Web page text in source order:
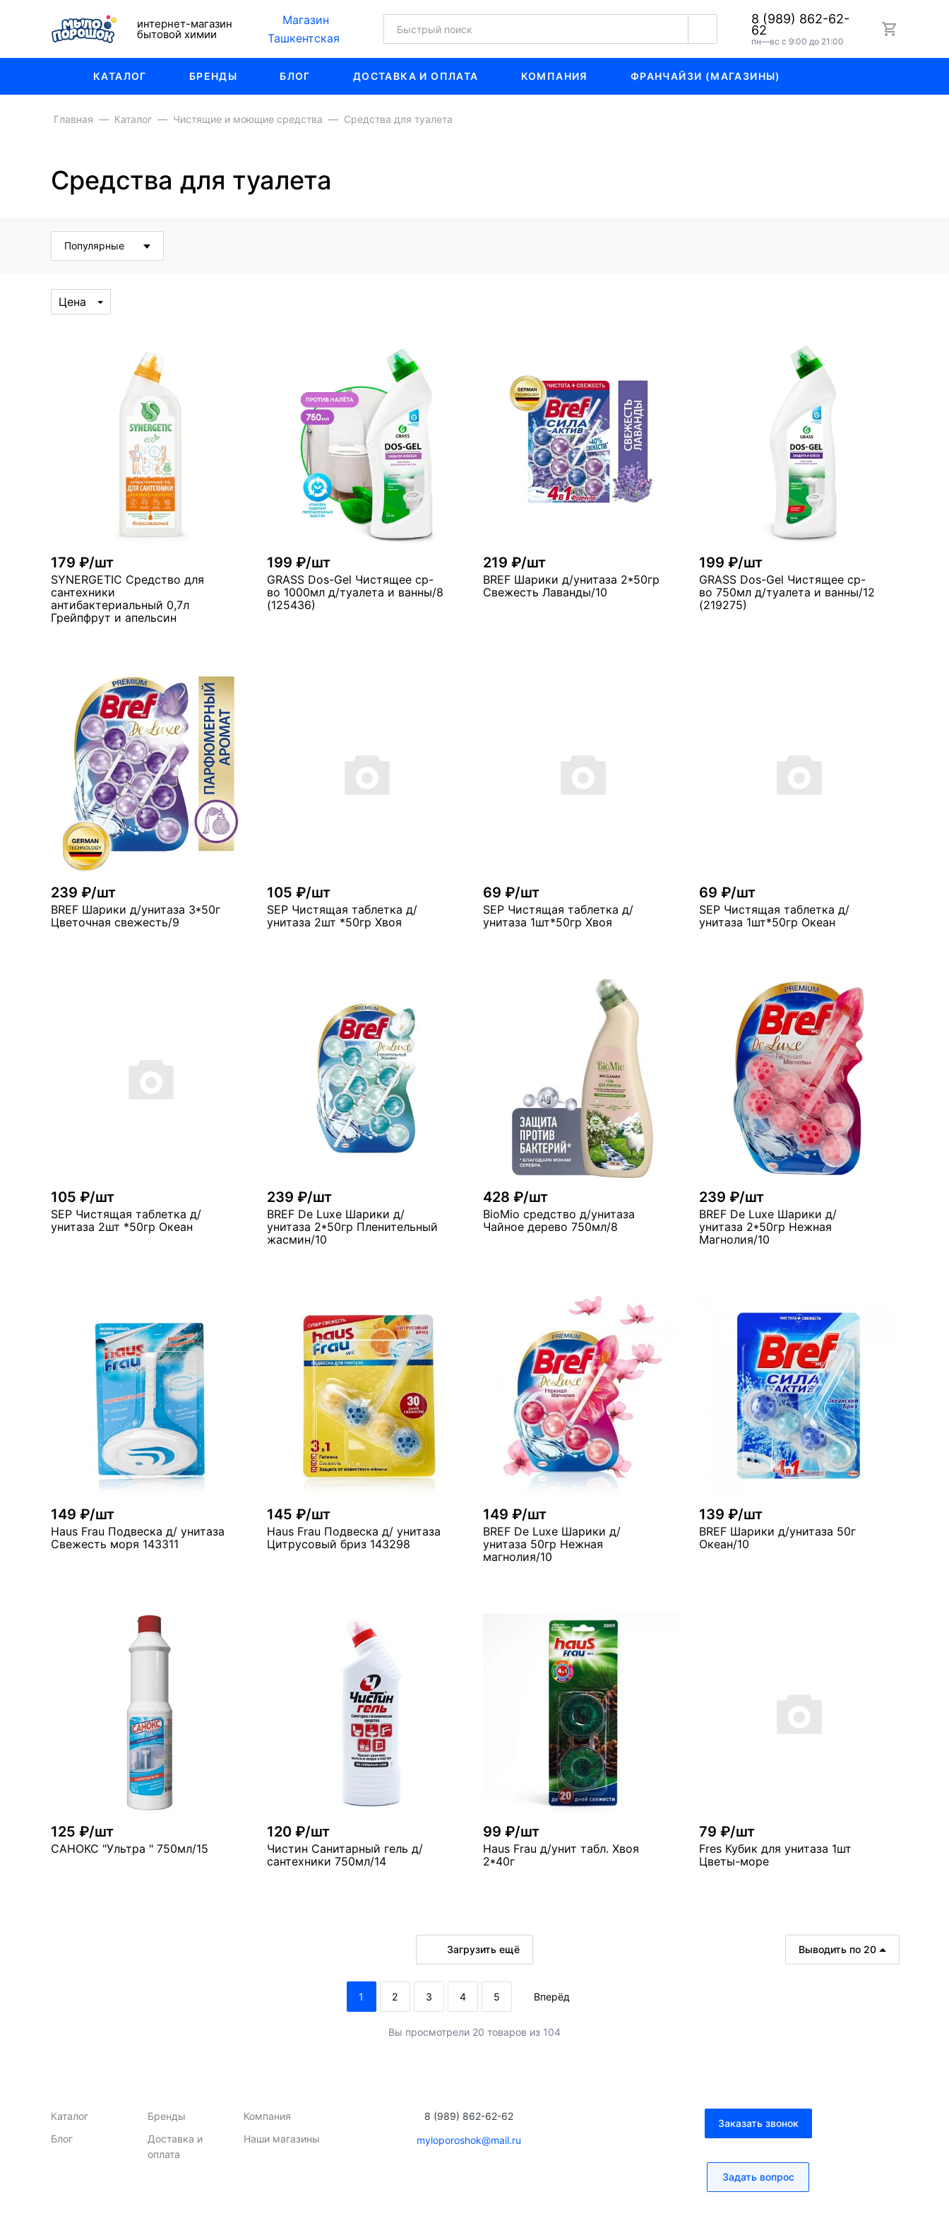
интернет-магазин
бытовой химии
Магазин
Ташкентская
8 (989) 862-62-
62
пн—вс с 9:00 до 21:00
КАТАЛОГ БРЕНДЫ БЛОГ ДОСТАВКА И ОПЛАТА КОМПАНИЯ ФРАНЧАЙЗИ (МАГАЗИНЫ)
Главная Каталог Чистящие и моющие средства Средства для туалета
Средства для туалета
Популярные
Цена
179 ₽/шт
SYNERGETIC Средство для
сантехники
антибактериальный 0,7л
Грейпфрут и апельсин
В корзину
мало
199 ₽/шт
GRASS Dos-Gel Чистящее ср-
во 1000мл д/туалета и ванны/8
(125436)
219 ₽/шт
BREF Шарики д/унитаза 2*50гр
Свежесть Лаванды/10
199 ₽/шт
GRASS Dos-Gel Чистящее ср-
во 750мл д/туалета и ванны/12
(219275)
239 ₽/шт
BREF Шарики д/унитаза 3*50г
Цветочная свежесть/9
105 ₽/шт
SEP Чистящая таблетка д/
унитаза 2шт *50гр Хвоя
В корзину
мало
69 ₽/шт
SEP Чистящая таблетка д/
унитаза 1шт*50гр Хвоя
В корзину
69 ₽/шт
SEP Чистящая таблетка д/
унитаза 1шт*50гр Океан
В корзину
много
105 ₽/шт
SEP Чистящая таблетка д/
унитаза 2шт *50гр Океан
В корзину
много
239 ₽/шт
BREF De Luxe Шарики д/
унитаза 2*50гр Пленительный
жасмин/10
В корзину
много
428 ₽/шт
BioMio средство д/унитаза
Чайное дерево 750мл/8
В корзину
мало
239 ₽/шт
BREF De Luxe Шарики д/
унитаза 2*50гр Нежная
Магнолия/10
В корзину
много
149 ₽/шт
Haus Frau Подвеска д/ унитаза
Свежесть моря 143311
145 ₽/шт
Haus Frau Подвеска д/ унитаза
Цитрусовый бриз 143298
149 ₽/шт
BREF De Luxe Шарики д/
унитаза 50гр Нежная
магнолия/10
В корзину
139 ₽/шт
BREF Шарики д/унитаза 50г
Океан/10
125 ₽/шт
САНОКС "Ультра " 750мл/15
120 ₽/шт
Чистин Санитарный гель д/
сантехники 750мл/14
В корзину
99 ₽/шт
Haus Frau д/унит табл. Хвоя
2*40г
79 ₽/шт
Fres Кубик для унитаза 1шт
Цветы-море
В корзину
Выводить по 20
Загрузить ещё
1 2 3 4 5 Вперёд
Вы просмотрели 20 товаров из 104
Каталог
Блог
Бренды
Доставка и
оплата
Компания
Наши магазины
8 (989) 862-62-62
myloporoshok@mail.ru
Заказать звонок
Задать вопрос